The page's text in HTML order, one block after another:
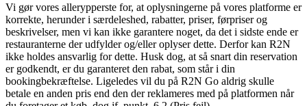
Vi gør vores allerypperste for, at oplysningerne på vores platforme er
korrekte, herunder i særdeleshed, rabatter, priser, førpriser og
beskrivelser, men vi kan ikke garantere noget, da det i sidste ende er
restauranterne der udfylder og/eller oplyser dette. Derfor kan R2N
ikke holdes ansvarlig for dette. Husk dog, at så snart din reservation
er godkendt, er du garanteret den rabat, som står i din
bookingbekræftelse. Ligeledes vil du på R2N Go aldrig skulle
betale en anden pris end den der reklameres med på platformen når